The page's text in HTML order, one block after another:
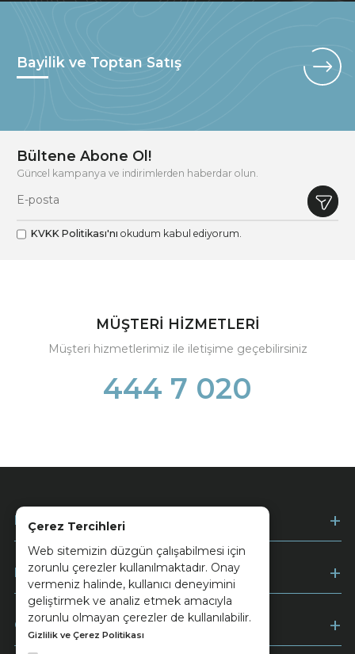
Çerez Tercihleri
Web sitemizin düzgün çalışabilmesi için
zorunlu çerezler kullanılmaktadır. Onay
vermeniz halinde, kullanıcı deneyimini
geliştirmek ve analiz etmek amacıyla
zorunlu olmayan çerezler de kullanılabilir.
Gizlilik ve Çerez Politikası
Bayilik ve Toptan Satış
Bültene Abone Ol!
Güncel kampanya ve indirimlerden haberdar olun.
KVKK Politikası'nı okudum kabul ediyorum.
MÜŞTERİ HİZMETLERİ
Müşteri hizmetlerimiz ile iletişime geçebilirsiniz
444 7 020
Kurumsal
Müşteri Hizmetleri
Ödeme